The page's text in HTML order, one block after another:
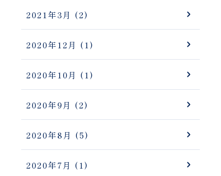
2021年3月 (2)
2020年12月 (1)
2020年10月 (1)
2020年9月 (2)
2020年8月 (5)
2020年7月 (1)